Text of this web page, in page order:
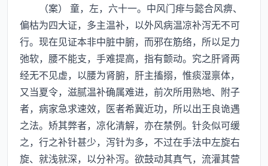
（案） 童，左，六十一。中风门痱与懿合风痹、
偏枯为四大证，多主温补，以外风病温凉补泻无不可
行。现在见证本非中脏中腑，而邪在筋络，所以足力
弛软，腰不能支，手难提高，指有颤动。究之肝肾两
经无不见虚，以腰为肾腑，肝主搐搦，惟痰湿禀体，
又当夏令，滋腻温补确属难进，前次所用熟地、附子
者，病家急求速效，医者希冀近功，所以出王良诡遇
之法。矫其弊者，凉化清解，亦在禁例。针灸似可缓
之，行之补针甚少，泻针为多，不过在手法中左旋右
旋、就浅就深，以分补泻。欲鼓动其真气，流灌其营